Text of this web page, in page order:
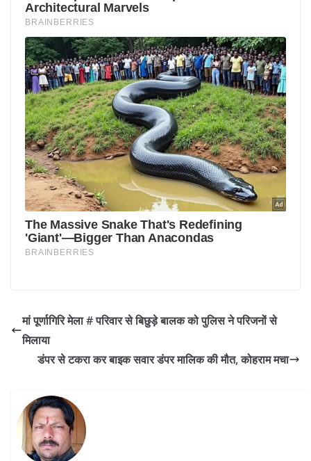
मां पूर्णागिरि मेला # परिवार से बिछुड़े बालक को पुलिस ने परिजनों से
मिलाया
डंपर से टकरा कर बाइक सवार डंपर मालिक की मौत, कोहराम मचा